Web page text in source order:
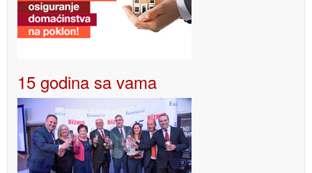
15 godina sa vama